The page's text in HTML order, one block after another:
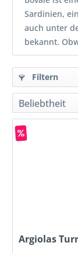
Sardinien,
auch unter
bekannt.
Filtern
Argiolas